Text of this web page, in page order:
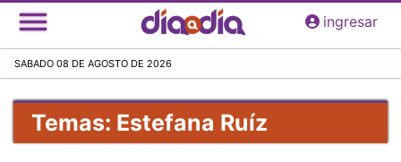
Pasar
al
principal
ingresar
SABADO 08 DE AGOSTO DE 2026
Temas: Estefana Ruíz